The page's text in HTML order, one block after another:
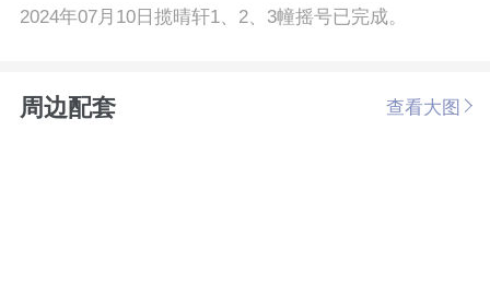
2024年07月10日揽晴轩1、2、3幢摇号已完成。
周边配套 查看大图